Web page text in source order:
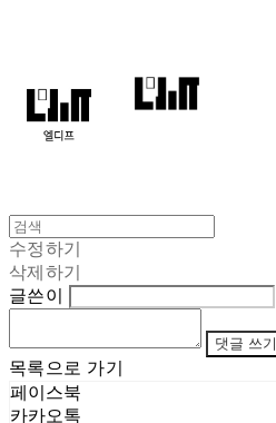
수정하기
삭제하기
글쓴이
댓글 쓰기
목록으로 가기
페이스북
카카오톡